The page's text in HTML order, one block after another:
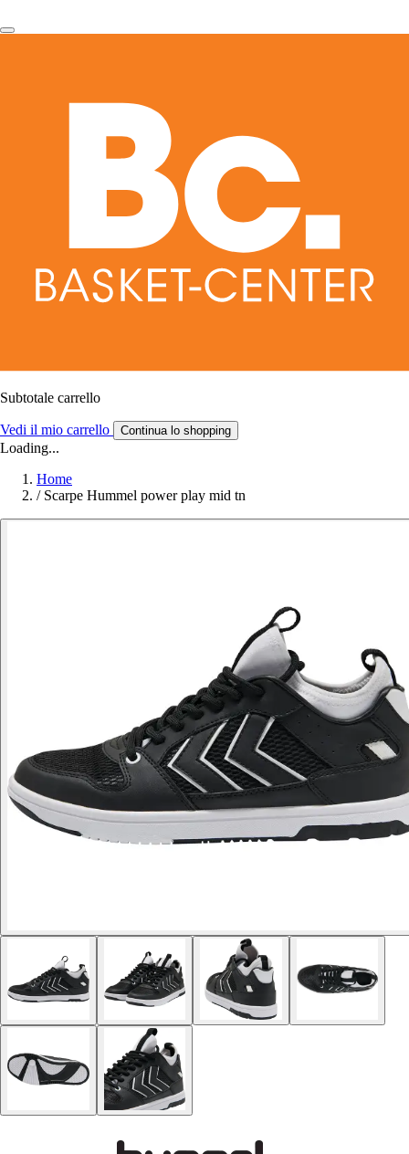
Subtotale carrello
Vedi il mio carrello Continua lo shopping
Loading...
Home
/ Scarpe Hummel power play mid tn